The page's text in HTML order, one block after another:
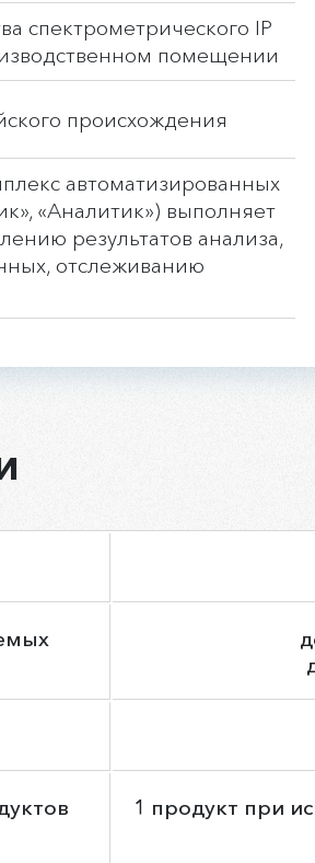
спектрометрического IP
помещении
происхождения
автоматизированных
«Аналитик») выполняет
результатов анализа,
отслеживанию
1 продукт при